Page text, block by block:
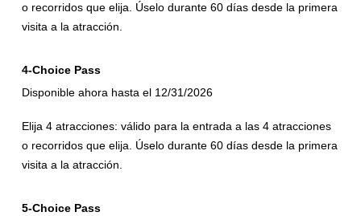
o recorridos que elija. Úselo durante 60 días desde la primera
visita a la atracción.
4-Choice Pass
Disponible ahora hasta el 12/31/2026
Elija 4 atracciones: válido para la entrada a las 4 atracciones
o recorridos que elija. Úselo durante 60 días desde la primera
visita a la atracción.
5-Choice Pass